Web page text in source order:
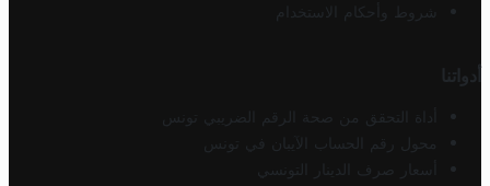
شروط وأحكام الاستخدام
أدواتنا
أداة التحقق من صحة الرقم الضريبي تونس
محول رقم الحساب الآيبان في تونس
أسعار صرف الدينار التونسي